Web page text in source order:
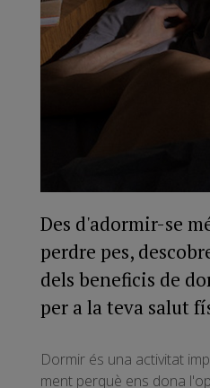
Des d'adormir-se
perdre pes,
dels beneficis de
per a la teva salut
Dormir és una activitat
ment perquè ens dona